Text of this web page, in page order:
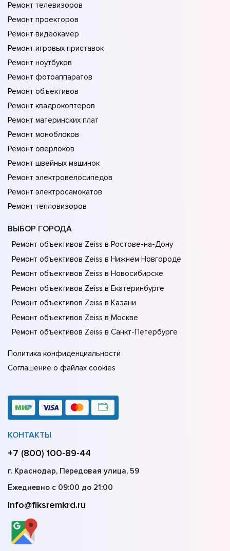
Ремонт телевизоров
Ремонт проекторов
Ремонт видеокамер
Ремонт игровых приставок
Ремонт ноутбуков
Ремонт фотоаппаратов
Ремонт объективов
Ремонт квадрокоптеров
Ремонт материнских плат
Ремонт моноблоков
Ремонт оверлоков
Ремонт швейных машинок
Ремонт электровелосипедов
Ремонт электросамокатов
Ремонт тепловизоров
ВЫБОР ГОРОДА
Ремонт объективов Zeiss в Ростове-на-Донy
Ремонт объективов Zeiss в Нижнем Новгороде
Ремонт объективов Zeiss в Новосибирске
Ремонт объективов Zeiss в Екатеринбурге
Ремонт объективов Zeiss в Казани
Ремонт объективов Zeiss в Москве
Ремонт объективов Zeiss в Санкт-Петербурге
Политика конфиденциальности
Соглашение о файлах cookies
КОНТАКТЫ
+7 (800) 100-89-44
г. Краснодар, Передовая улица, 59
Ежедневно с 09:00 до 21:00
info@fiksremkrd.ru